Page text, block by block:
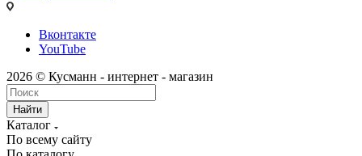
Вконтакте
YouTube
2026 © Кусманн - интернет - магазин
Найти
Каталог
По всему сайту